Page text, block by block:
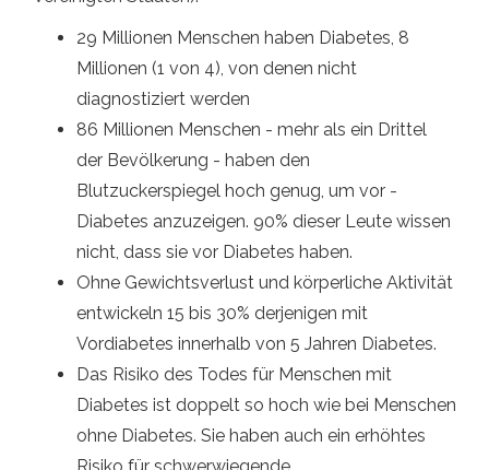
29 Millionen Menschen haben Diabetes, 8
Millionen (1 von 4), von denen nicht
diagnostiziert werden
86 Millionen Menschen - mehr als ein Drittel
der Bevölkerung - haben den
Blutzuckerspiegel hoch genug, um vor -
Diabetes anzuzeigen. 90% dieser Leute wissen
nicht, dass sie vor Diabetes haben.
Ohne Gewichtsverlust und körperliche Aktivität
entwickeln 15 bis 30% derjenigen mit
Vordiabetes innerhalb von 5 Jahren Diabetes.
Das Risiko des Todes für Menschen mit
Diabetes ist doppelt so hoch wie bei Menschen
ohne Diabetes. Sie haben auch ein erhöhtes